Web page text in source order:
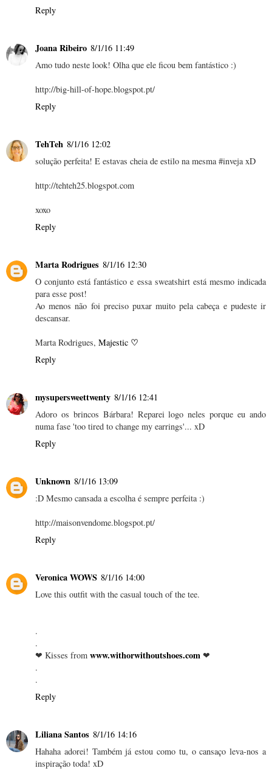
Reply
Joana Ribeiro 8/1/16 11:49
Amo tudo neste look! Olha que ele ficou bem fantástico :)
http://big-hill-of-hope.blogspot.pt/
Reply
TehTeh 8/1/16 12:02
solução perfeita! E estavas cheia de estilo na mesma #inveja xD
http://tehteh25.blogspot.com
xoxo
Reply
Marta Rodrigues 8/1/16 12:30
O conjunto está fantástico e essa sweatshirt está mesmo indicada
para esse post!
Ao menos não foi preciso puxar muito pela cabeça e pudeste ir
descansar.
Marta Rodrigues, Majestic ♡
Reply
mysupersweettwenty 8/1/16 12:41
Adoro os brincos Bárbara! Reparei logo neles porque eu ando
numa fase 'too tired to change my earrings'... xD
Reply
Unknown 8/1/16 13:09
:D Mesmo cansada a escolha é sempre perfeita :)
http://maisonvendome.blogspot.pt/
Reply
Veronica WOWS 8/1/16 14:00
Love this outfit with the casual touch of the tee.
.
.
❤ Kisses from www.withorwithoutshoes.com ❤
.
.
Reply
Liliana Santos 8/1/16 14:16
Hahaha adorei! Também já estou como tu, o cansaço leva-nos a
inspiração toda! xD